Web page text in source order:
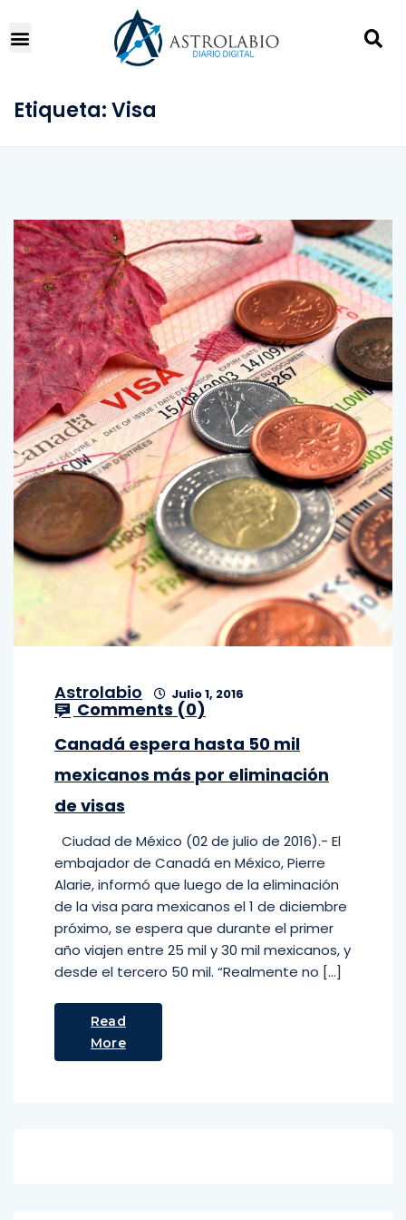
Etiqueta:Visa
Astrolabio Julio 1, 2016
Comments (0)
Canadá espera hasta 50 mil
mexicanos más por eliminación
de visas
Ciudad de México (02 de julio de 2016).- El
embajador de Canadá en México, Pierre
Alarie, informó que luego de la eliminación
de la visa para mexicanos el 1 de diciembre
próximo, se espera que durante el primer
año viajen entre 25 mil y 30 mil mexicanos, y
desde el tercero 50 mil. “Realmente no […]
Read
More